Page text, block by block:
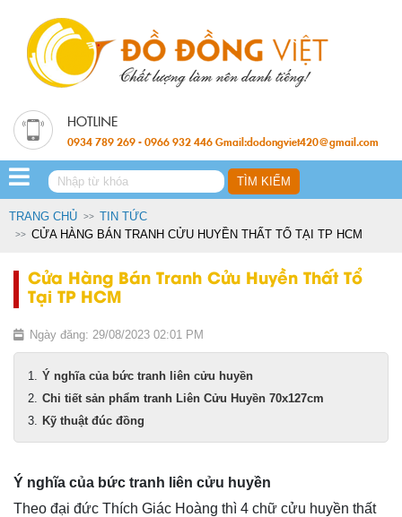
0934 789 269 - 0966 932 446 Gmail:dodongviet420@gmail.com
TRANG CHỦ
TIN TỨC
CỬA HÀNG BÁN TRANH CỬU HUYỀN THẤT TỔ TẠI TP HCM
Cửa Hàng Bán Tranh Cửu Huyền Thất Tổ
Tại TP HCM
Ngày đăng: 29/08/2023 02:01 PM
Ý nghĩa của bức tranh liên cửu huyền
Chi tiết sản phẩm tranh Liên Cửu Huyền 70x127cm
Kỹ thuật đúc đồng
Ý nghĩa của bức tranh liên cửu huyền
Theo đại đức Thích Giác Hoàng thì 4 chữ cửu huyền thất